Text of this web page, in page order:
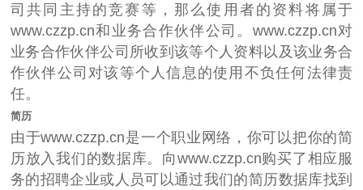
司共同主持的竞赛等，那么使用者的资料将属于
www.czzp.cn和业务合作伙伴公司。www.czzp.cn对
业务合作伙伴公司所收到该等个人资料以及该业务合
作伙伴公司对该等个人信息的使用不负任何法律责
任。
简历
由于www.czzp.cn是一个职业网络，你可以把你的简
历放入我们的数据库。向www.czzp.cn购买了相应服
务的招聘企业或人员可以通过我们的简历数据库找到